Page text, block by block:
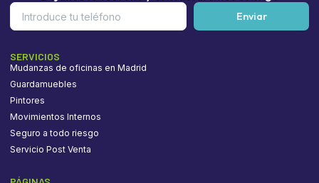
Introduce
tu
Enviar
SERVICIOS
Mudanzas de oficinas en Madrid
Guardamuebles
Pintores
Movimientos Internos
Seguro a todo riesgo
Servicio Post Venta